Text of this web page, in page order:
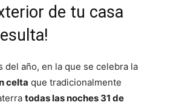
i
r
e
i
r
de tu casa
del año, en la que se celebra la
celta que tradicionalmente
todas las noches 31 de